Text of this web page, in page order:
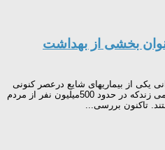
بخشی از بهداشت
یکی از بیماریهای شایع درعصر کنونی
است سازمان بهداشت جهانی تخمین می زندکه در حدود 500میلیون نفر از مردم
تاکنون بررسی...